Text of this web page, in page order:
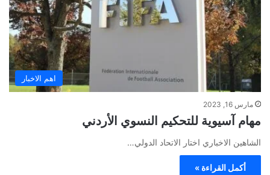
اهم الاخبار
مارس 16, 2023
مهام آسيوية للتحكيم النسوي الأردني
الشاهين الاخباري اختار الاتحاد الدولي…
أكمل القراءة »